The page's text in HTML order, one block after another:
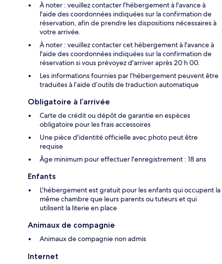
À noter : veuillez contacter l'hébergement à l'avance à
l'aide des coordonnées indiquées sur la confirmation de
réservation, afin de prendre les dispositions nécessaires à
votre arrivée.
À noter : veuillez contacter cet hébergement à l'avance à
l'aide des coordonnées indiquées sur la confirmation de
réservation si vous prévoyez d'arriver après 20 h 00.
Les informations fournies par l’hébergement peuvent être
traduites à l’aide d’outils de traduction automatique
Obligatoire à l’arrivée
Carte de crédit ou dépôt de garantie en espèces
obligatoire pour les frais accessoires
Une pièce d'identité officielle avec photo peut être
requise
Âge minimum pour effectuer l'enregistrement : 18 ans
Enfants
L'hébergement est gratuit pour les enfants qui occupent la
même chambre que leurs parents ou tuteurs et qui
utilisent la literie en place
Animaux de compagnie
Animaux de compagnie non admis
Internet